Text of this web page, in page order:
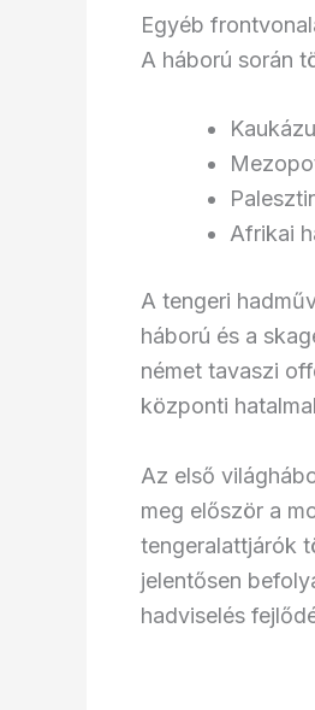
Egyéb
A háború során
Afrikai
A tengeri
háború és a
német tavaszi
központi
Az első
meg először a
tengeralattjárók
jelentősen
hadviselés